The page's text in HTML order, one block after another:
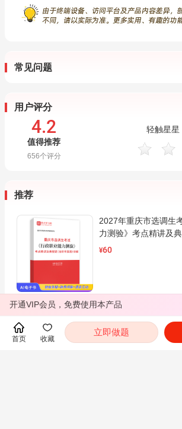
常见问题
用户评分
4.2
值得推荐
656个评分
轻触星星
推荐
2027年重庆市选调生
力测验》考点精讲及
题）AI讲解
¥60
开通VIP会员，免费使用本产品
首页 收藏
立即做题